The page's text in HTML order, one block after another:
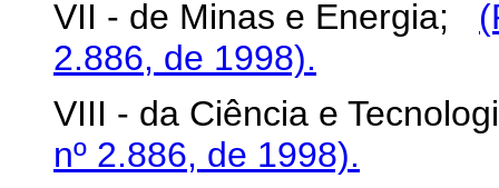
VII - de Minas e Energia;
2.886, de 1998).
VIII - da Ciência e
nº 2.886, de 1998).